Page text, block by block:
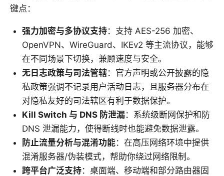
键点：
强力加密与多协议支持：支持 AES-256 加密、
OpenVPN、WireGuard、IKEv2 等主流协议，能够
在不同场景下切换，兼顾速度与安全。
无日志政策与司法管辖：官方声明或公开披露的隐
私政策强调不记录用户活动日志，且服务器分布在
对隐私友好的司法辖区有利于数据保护。
Kill Switch 与 DNS 防泄漏：系统级断网保护和防
DNS 泄漏能力，使得断线时也能避免数据泄露。
防止流量分析与混淆功能：在高压网络环境中提供
混淆服务器/伪装模式，帮助你绕过网络限制。
跨平台广泛支持：桌面端、移动端和部分路由器固